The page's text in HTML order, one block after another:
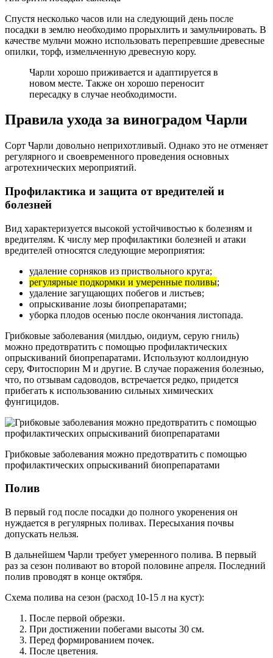
Спустя несколько часов или на следующий день после
посадки в землю необходимо прорыхлить и замульчировать. В
качестве мульчи можно использовать перепревшие древесные
опилки, торф, измельченную древесную кору.
Чарли хорошо приживается и адаптируется в
новом месте. Также он хорошо переносит
пересадку в случае необходимости.
Правила ухода за виноградом Чарли
Сорт Чарли довольно неприхотливый. Однако это не отменяет
регулярного и своевременного проведения основных
агротехнических мероприятий.
Профилактика и защита от вредителей и
болезней
Вид характеризуется высокой устойчивостью к болезням и
вредителям. К числу мер профилактики болезней и атаки
вредителей относятся следующие мероприятия:
удаление сорняков из приствольного круга;
регулярные подкормки и умеренные поливы;
удаление загущающих побегов и листьев;
опрыскивание лозы биопрепаратами;
уборка плодов осенью после окончания листопада.
Грибковые заболевания (милдью, оидиум, серую гниль)
можно предотвратить с помощью профилактических
опрыскиваний биопрепаратами. Используют коллоидную
серу, Фитоспорин М и другие. В случае поражения болезнью,
что, по отзывам садоводов, встречается редко, придется
прибегать к использованию сильных химических
фунгицидов.
Грибковые заболевания можно предотвратить с помощью
профилактических опрыскиваний биопрепаратами
Полив
В первый год после посадки до полного укоренения он
нуждается в регулярных поливах. Пересыхания почвы
допускать нельзя.
В дальнейшем Чарли требует умеренного полива. В первый
раз за сезон поливают во второй половине апреля. Последний
полив проводят в конце октября.
Схема полива на сезон (расход 10-15 л на куст):
После первой обрезки.
При достижении побегами высоты 30 см.
Перед формированием почек.
После цветения.